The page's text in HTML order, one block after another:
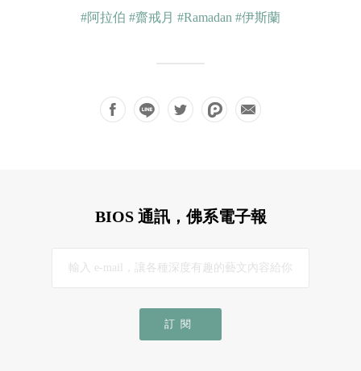
#阿拉伯 #齋戒月 #Ramadan #伊斯蘭
BIOS 通訊，佛系電子報
訂閱